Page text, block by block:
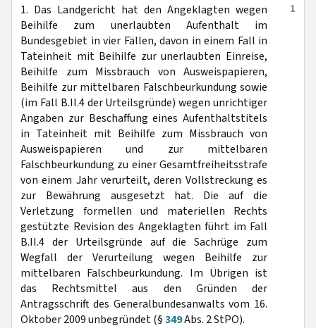
1
1. Das Landgericht hat den Angeklagten wegen
Beihilfe zum unerlaubten Aufenthalt im
Bundesgebiet in vier Fällen, davon in einem Fall in
Tateinheit mit Beihilfe zur unerlaubten Einreise,
Beihilfe zum Missbrauch von Ausweispapieren,
Beihilfe zur mittelbaren Falschbeurkundung sowie
(im Fall B.II.4 der Urteilsgründe) wegen unrichtiger
Angaben zur Beschaffung eines Aufenthaltstitels
in Tateinheit mit Beihilfe zum Missbrauch von
Ausweispapieren und zur mittelbaren
Falschbeurkundung zu einer Gesamtfreiheitsstrafe
von einem Jahr verurteilt, deren Vollstreckung es
zur Bewährung ausgesetzt hat. Die auf die
Verletzung formellen und materiellen Rechts
gestützte Revision des Angeklagten führt im Fall
B.II.4 der Urteilsgründe auf die Sachrüge zum
Wegfall der Verurteilung wegen Beihilfe zur
mittelbaren Falschbeurkundung. Im Übrigen ist
das Rechtsmittel aus den Gründen der
Antragsschrift des Generalbundesanwalts vom 16.
Oktober 2009 unbegründet (§349Abs. 2 StPO).